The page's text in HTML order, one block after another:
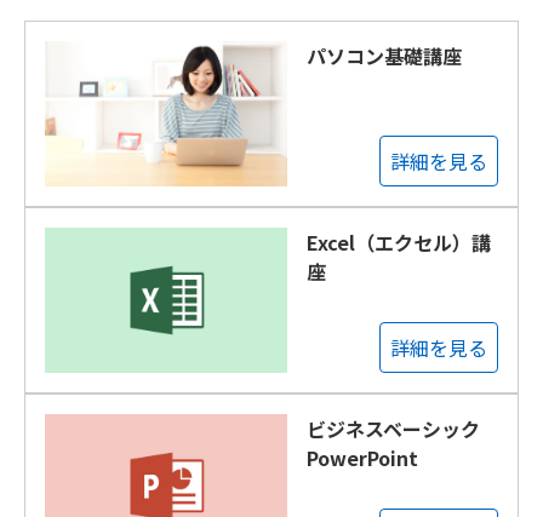
パソコン基礎講座
詳細を見る
Excel（エクセル）講
座
詳細を見る
ビジネスベーシック
PowerPoint